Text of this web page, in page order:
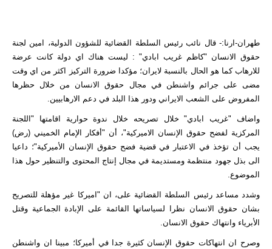
طهران-ارنا:- قال نائب رئيس السلطة القضائية للشؤون الدولية، امين لجنة
حقوق الانسان "كاظم غريب ابادي" : ليست هناك اي دولة كانت عرضة
للارهاب كما هو الحال بالنسبة لايران؛ مؤكدا ضرورة التركيز اكثر من اي وقت
مضى على جرائم واشنطن في مجال حقوق الانسان من خلال حظرها
المفروض على الشعب الايراني ودور هذا البلد في دعم الارهابيين.
واضاف "غريب ابادي" خلال تصريحه خلال ندوة حوارية اقامتها "اللجنة
المركزية لفضح حقوق الإنسان الاميركية"، أن "أفكار الإمام الخميني (رض)
يجب أن تؤخذ في الاعتبار في قضية فضح حقوق الإنسان الأميركية"؛ داعيا
الى بذل جهود منتظمة ومستديمة في مجال إنتاج المحتوى والتنظير حول هذا
الموضوع.
وشدد مساعد رئيس السلطة القضائية على، ان "اميركا غير مؤهلة للتصريح
بشان حقوق الانسان نظرا لسياساتها القائمة على الإبادة الجماعية وقتل
الأبرياء وانتهاك حقوق الانسان.
وصرح ان انتهاكات حقوق الإنسان كثيرة جدا في أميركا؛ مبينا ان واشنطن